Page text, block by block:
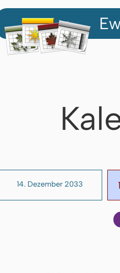
14. Dezember 2033